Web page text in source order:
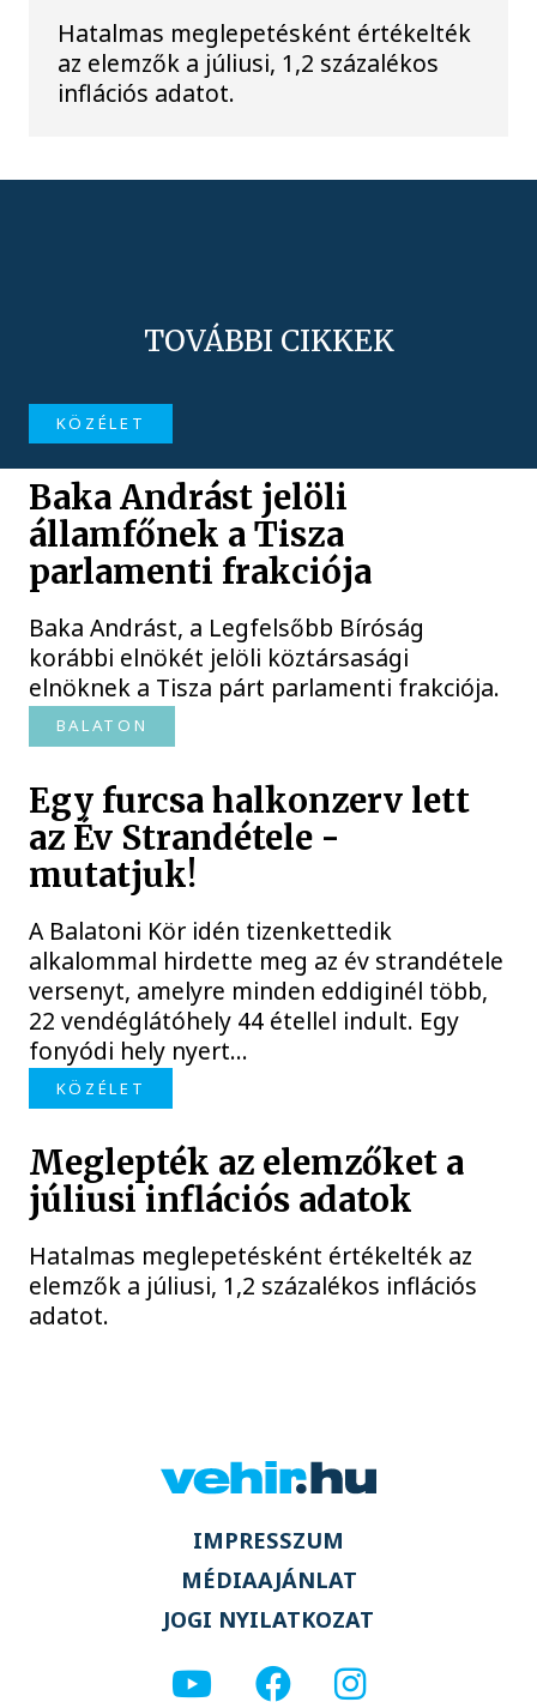
Hatalmas meglepetésként értékelték
az elemzők a júliusi, 1,2 százalékos
inflációs adatot.
TOVÁBBI CIKKEK
KÖZÉLET
Baka Andrást jelöli
államfőnek a Tisza
parlamenti frakciója
Baka Andrást, a Legfelsőbb Bíróság
korábbi elnökét jelöli köztársasági
elnöknek a Tisza párt parlamenti frakciója.
BALATON
Egy furcsa halkonzerv lett
az Év Strandétele -
mutatjuk!
A Balatoni Kör idén tizenkettedik
alkalommal hirdette meg az év strandétele
versenyt, amelyre minden eddiginél több,
22 vendéglátóhely 44 étellel indult. Egy
fonyódi hely nyert...
KÖZÉLET
Meglepték az elemzőket a
júliusi inflációs adatok
Hatalmas meglepetésként értékelték az
elemzők a júliusi, 1,2 százalékos inflációs
adatot.
IMPRESSZUM
MÉDIAAJÁNLAT
JOGI NYILATKOZAT